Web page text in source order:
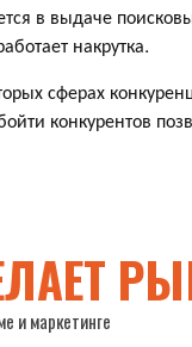
в выдаче
накрутка.
сферах
конкурентов